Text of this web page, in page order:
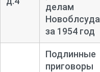
делам
Новоблсуда
за 1954 год
Подлинные
приговоры